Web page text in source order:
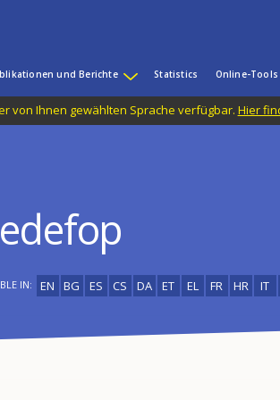
und Berichte Statistics Online-Tools
von Ihnen gewählten Sprache verfügbar. Hier
IN: EN BG ES CS DA ET EL FR HR IT